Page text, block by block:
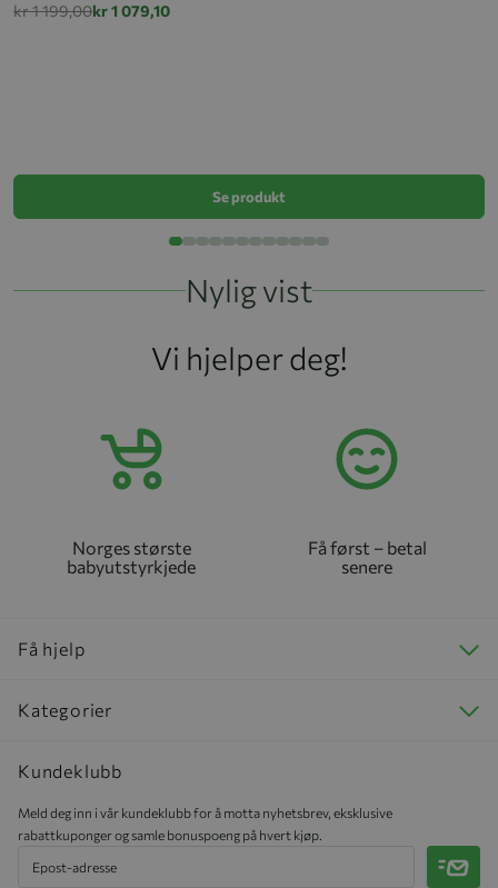
kr 1 199,00kr 1 079,10
Se produkt
Nylig vist
Vi hjelper deg!
Norges største
babyutstyrkjede
Få først – betal
senere
Få hjelp
Kategorier
Kundeklubb
Meld deg inn i vår kundeklubb for å motta nyhetsbrev, eksklusive
rabattkuponger og samle bonuspoeng på hvert kjøp.